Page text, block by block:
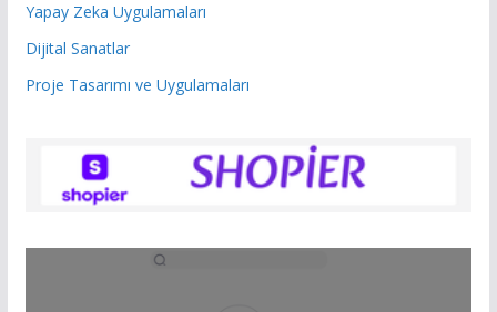
Yapay Zeka Uygulamaları
Dijital Sanatlar
Proje Tasarımı ve Uygulamaları